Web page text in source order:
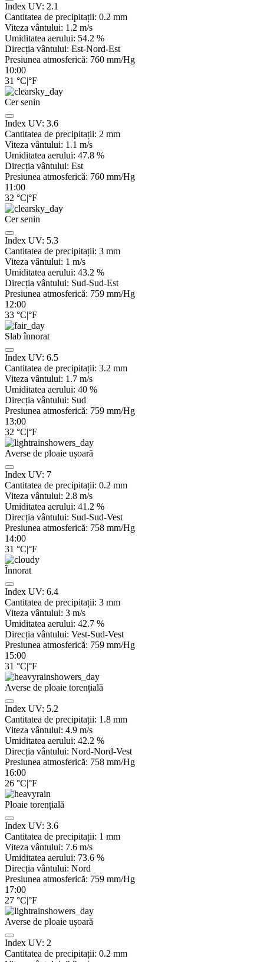
Index UV: 2.1
Cantitatea de precipitații: 0.2 mm
Viteza vântului: 1.2 m/s
Umiditatea aerului: 54.2 %
Direcția vântului: Est-Nord-Est
Presiunea atmosferică: 760 mm/Hg
10:00
31 °C|°F
Cer senin
Index UV: 3.6
Cantitatea de precipitații: 2 mm
Viteza vântului: 1.1 m/s
Umiditatea aerului: 47.8 %
Direcția vântului: Est
Presiunea atmosferică: 760 mm/Hg
11:00
32 °C|°F
Cer senin
Index UV: 5.3
Cantitatea de precipitații: 3 mm
Viteza vântului: 1 m/s
Umiditatea aerului: 43.2 %
Direcția vântului: Sud-Sud-Est
Presiunea atmosferică: 759 mm/Hg
12:00
33 °C|°F
Slab înnorat
Index UV: 6.5
Cantitatea de precipitații: 3.2 mm
Viteza vântului: 1.7 m/s
Umiditatea aerului: 40 %
Direcția vântului: Sud
Presiunea atmosferică: 759 mm/Hg
13:00
32 °C|°F
Averse de ploaie ușoară
Index UV: 7
Cantitatea de precipitații: 0.2 mm
Viteza vântului: 2.8 m/s
Umiditatea aerului: 41.2 %
Direcția vântului: Sud-Sud-Vest
Presiunea atmosferică: 758 mm/Hg
14:00
31 °C|°F
Înnorat
Index UV: 6.4
Cantitatea de precipitații: 3 mm
Viteza vântului: 3 m/s
Umiditatea aerului: 42.7 %
Direcția vântului: Vest-Sud-Vest
Presiunea atmosferică: 759 mm/Hg
15:00
31 °C|°F
Averse de ploaie torențială
Index UV: 5.2
Cantitatea de precipitații: 1.8 mm
Viteza vântului: 4.9 m/s
Umiditatea aerului: 42.2 %
Direcția vântului: Nord-Nord-Vest
Presiunea atmosferică: 758 mm/Hg
16:00
26 °C|°F
Ploaie torențială
Index UV: 3.6
Cantitatea de precipitații: 1 mm
Viteza vântului: 7.6 m/s
Umiditatea aerului: 73.6 %
Direcția vântului: Nord
Presiunea atmosferică: 759 mm/Hg
17:00
27 °C|°F
Averse de ploaie ușoară
Index UV: 2
Cantitatea de precipitații: 0.2 mm